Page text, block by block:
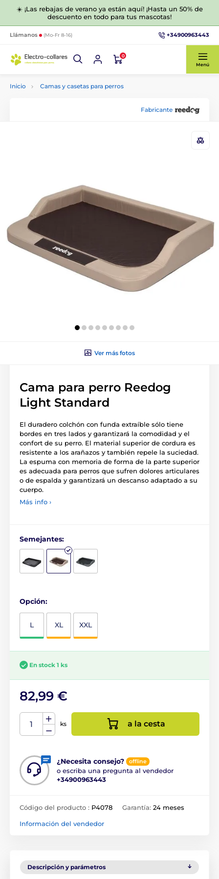
☀️ ¡Las rebajas de verano ya están aquí! ¡Hasta un 50% de
descuento en todo para tus mascotas!
Llámanos (Mo-Fr 8-16) +34900963443
0
Menú
Inicio Camas y casetas para perros
Fabricante
Ver más fotos
Cama para perro Reedog
Light Standard
El duradero colchón con funda extraíble sólo tiene
bordes en tres lados y garantizará la comodidad y el
confort de su perro. El material superior de cordura es
resistente a los arañazos y también repele la suciedad.
La espuma con memoria de forma de la parte superior
es adecuada para perros que sufren dolores articulares
o de espalda y garantizará un descanso adaptado a su
cuerpo.
Más info ›
Semejantes:
Opción:
L XL XXL
En stock 1 ks
82,99 €
ks a la cesta
¿Necesita consejo? offline
o escriba una pregunta al vendedor
+34900963443
Código del producto : P4078 Garantía: 24 meses
Información del vendedor
Descripción y parámetros